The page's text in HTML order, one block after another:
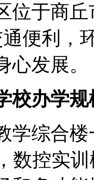
位于商
便利，
心发展。
校办学规
学综合
数控实